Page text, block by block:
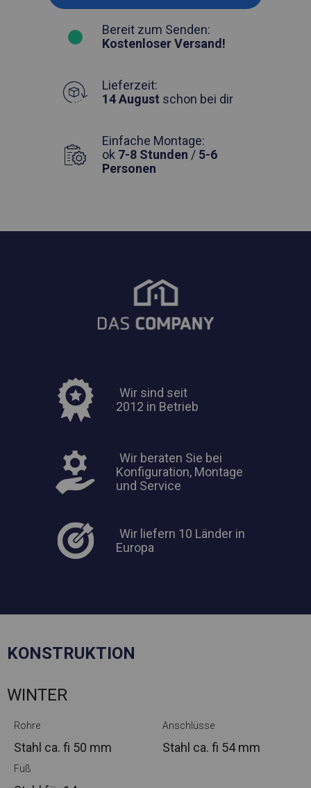
Bereit zum Senden:
Kostenloser Versand!
Lieferzeit:
14 August schon bei dir
Einfache Montage:
ok 7-8 Stunden / 5-6
Personen
Wir sind seit
2012 in Betrieb
Wir beraten Sie bei
Konfiguration, Montage
und Service
Wir liefern 10 Länder in
Europa
KONSTRUKTION
WINTER
Rohre
Stahl ca. fi 50 mm
Anschlüsse
Stahl ca. fi 54 mm
Fuß